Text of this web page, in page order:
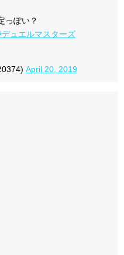
っぽい？
デュエルマスターズ
April 20, 2019